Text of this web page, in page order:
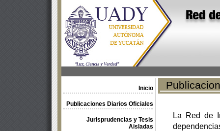
Inicio
Publicaciones Diarios Oficiales
Jurisprudencias y Tesis
Aisladas
La Red de